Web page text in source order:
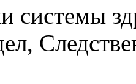
системы